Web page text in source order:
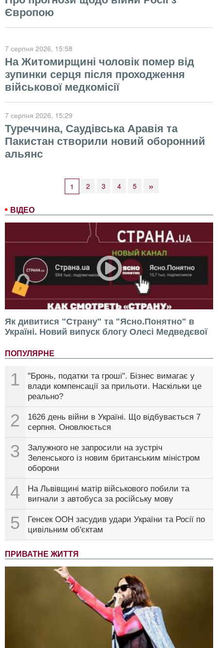
ВІДЕО
Як дивитися "Страну" та "Ясно.Понятно" в
Україні. Новий випуск блогу Олесі Медведєвої
ПОПУЛЯРНЕ
1
"Бронь, податки та гроші". Бізнес вимагає у
влади компенсації за прильоти. Наскільки це
реально?
2
1626 день війни в Україні. Що відбувається 7
серпня. Оновлюється
3
Залужного не запросили на зустріч
Зеленського із новим британським міністром
оборони
4
На Львівщині матір військового побили та
вигнали з автобуса за російську мову
5
Генсек ООН засудив удари України та Росії по
цивільним об'єктам
ПРИВАТНЕ ЖИТТЯ
Європою
7 серпня 2026, 15:58
На Житомирщині чоловік помер від
зупинки серця після проходження
військової медкомісії
7 серпня 2026, 15:29
Туреччина, Саудівська Аравія та
Пакистан створили новий оборонний
альянс
1 2 3 4 5 »